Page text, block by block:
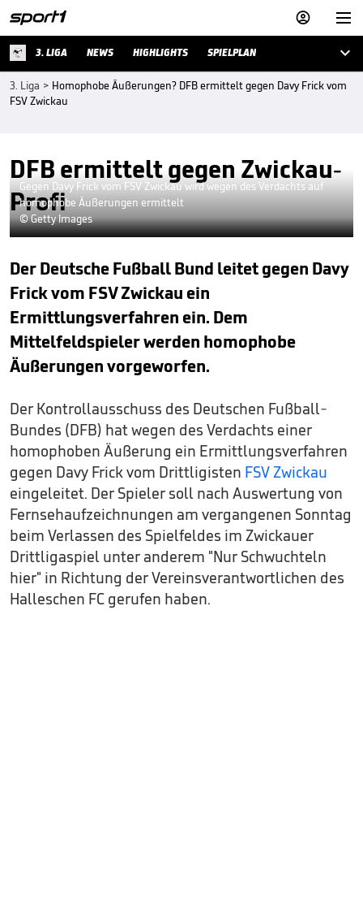


3. LIGA NEWS HIGHLIGHTS SPIELPLAN 
3. Liga > Homophobe Äußerungen? DFB ermittelt gegen Davy Frick vom
FSV Zwickau
DFB ermittelt gegen Zwickau-
Profi
Gegen Davy Frick vom FSV Zwickau wird wegen des Verdachts auf
homophobe Äußerungen ermittelt
© Getty Images
Der Deutsche Fußball Bund leitet gegen Davy
Frick vom FSV Zwickau ein
Ermittlungsverfahren ein. Dem
Mittelfeldspieler werden homophobe
Äußerungen vorgeworfen.
Der Kontrollausschuss des Deutschen Fußball-
Bundes (DFB) hat wegen des Verdachts einer
homophoben Äußerung ein Ermittlungsverfahren
gegen Davy Frick vom Drittligisten FSV Zwickau
eingeleitet. Der Spieler soll nach Auswertung von
Fernsehaufzeichnungen am vergangenen Sonntag
beim Verlassen des Spielfeldes im Zwickauer
Drittligaspiel unter anderem "Nur Schwuchteln
hier" in Richtung der Vereinsverantwortlichen des
Halleschen FC gerufen haben.